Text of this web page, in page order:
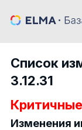
Список
3.12.31
Изменения